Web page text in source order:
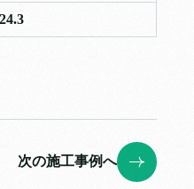
次の施工事例へ